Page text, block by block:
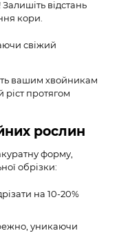
відстань
кори.
свіжий
вашим хвойникам
ріст протягом
рослин
форму,
обрізки:
на 10-20%
уникаючи